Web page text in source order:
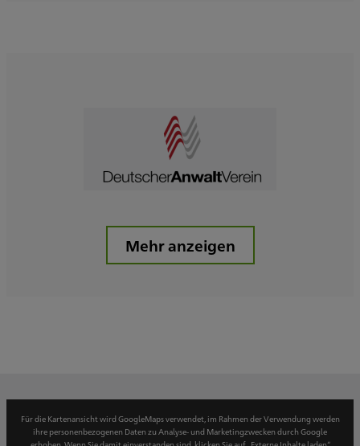
Mehr anzeigen
Für die Kartenansicht wird GoogleMaps verwendet, im Rahmen der Verwendung werden
ihre personenbezogenen Daten zu Analyse- und Marketingzwecken durch Google
erhoben. Wenn Sie damit einverstanden sind, klicken Sie auf „Externe Inhalte laden“